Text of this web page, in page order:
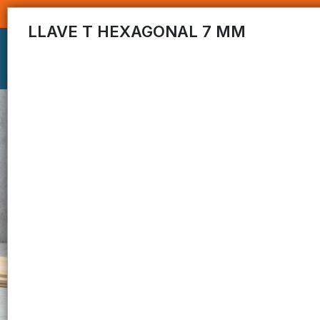
LLAVE T HEXAGONAL 7 MM